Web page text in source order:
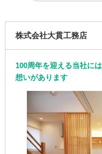
株式会社大貫工務店
100周年を迎える当社に
想いがあります